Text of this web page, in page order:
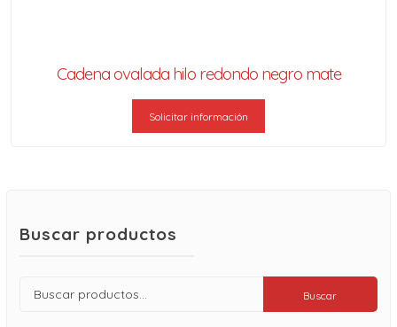
Cadena ovalada hilo redondo negro mate
Solicitar información
Buscar productos
Buscar
Buscar